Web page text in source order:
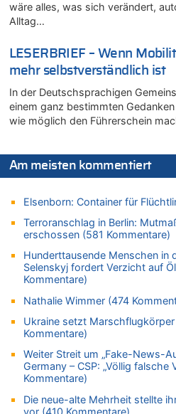
06.08.2026 - 14:46 von Hugo
Frau hörte Stimmen aus Haus
06.08.2026 - 14:44 von Coralie
Zweite Hitzewelle in diesem
Zweite Hitzewelle in diesem
06.08.2026 - 14:26 von Hugo
Zweite Hitzewelle in diesem
Zweite Hitzewelle in diesem
Zurück an den Rhein: Hendrich
06.08.2026 - 13:59 von Chips zu
Wasserstand des Rheins in NRW
06.08.2026 - 13:53 von Frage
Zweite Hitzewelle in diesem
06.08.2026 - 13:34 von
Wasserstand des Rheins in NRW
06.08.2026 - 13:27 von Hubert
Wasserstand des Rheins in NRW
06.08.2026 - 13:20 von Speck
FIFA-Spitze demonstriert
Vorwürfe gegen Präsident Gianni
06.08.2026 - 12:41 von Hugo
wäre alles, was sich verändert,
Alltag…
LESERBRIEF – Wenn
mehr selbstverständlich ist
In der Deutschsprachigen
einem ganz bestimmten
wie möglich den Führerschein
Am meisten kommentiert
Elsenborn: Container für
Terroranschlag in Berlin:
erschossen (581 Kommentare)
Hunderttausende Menschen in
Selenskyj fordert Verzicht auf
Kommentare)
Nathalie Wimmer (474
Ukraine setzt
Kommentare)
Weiter Streit um „Fake-News-
Germany – CSP: „Völlig falsche
Kommentare)
Die neue-alte Mehrheit stellte
vor (410 Kommentare)